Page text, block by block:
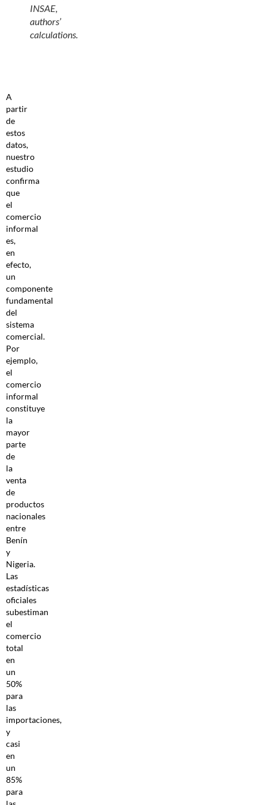
INSAE,
authors’
calculations.
A
partir
de
estos
datos,
nuestro
estudio
confirma
que
el
comercio
informal
es,
en
efecto,
un
componente
fundamental
del
sistema
comercial.
Por
ejemplo,
el
comercio
informal
constituye
la
mayor
parte
de
la
venta
de
productos
nacionales
entre
Benín
y
Nigeria.
Las
estadísticas
oficiales
subestiman
el
comercio
total
en
un
50%
para
las
importaciones,
y
casi
en
un
85%
para